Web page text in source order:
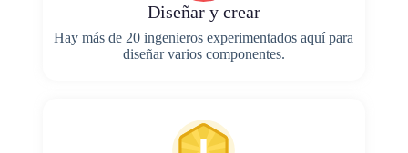
Diseñar y crear
Hay más de 20 ingenieros experimentados aquí para
diseñar varios componentes.